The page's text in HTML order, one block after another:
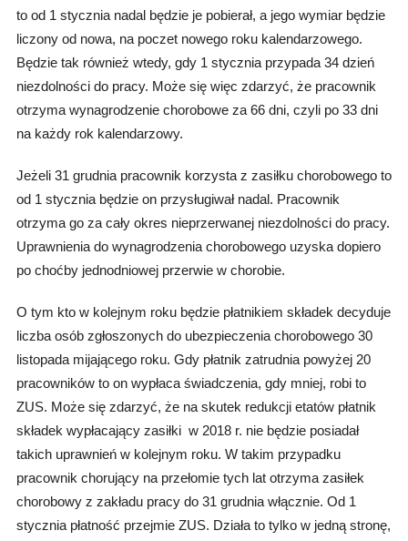
to od 1 stycznia nadal będzie je pobierał, a jego wymiar będzie
liczony od nowa, na poczet nowego roku kalendarzowego.
Będzie tak również wtedy, gdy 1 stycznia przypada 34 dzień
niezdolności do pracy. Może się więc zdarzyć, że pracownik
otrzyma wynagrodzenie chorobowe za 66 dni, czyli po 33 dni
na każdy rok kalendarzowy.
Jeżeli 31 grudnia pracownik korzysta z zasiłku chorobowego to
od 1 stycznia będzie on przysługiwał nadal. Pracownik
otrzyma go za cały okres nieprzerwanej niezdolności do pracy.
Uprawnienia do wynagrodzenia chorobowego uzyska dopiero
po choćby jednodniowej przerwie w chorobie.
O tym kto w kolejnym roku będzie płatnikiem składek decyduje
liczba osób zgłoszonych do ubezpieczenia chorobowego 30
listopada mijającego roku. Gdy płatnik zatrudnia powyżej 20
pracowników to on wypłaca świadczenia, gdy mniej, robi to
ZUS. Może się zdarzyć, że na skutek redukcji etatów płatnik
składek wypłacający zasiłki w 2018 r. nie będzie posiadał
takich uprawnień w kolejnym roku. W takim przypadku
pracownik chorujący na przełomie tych lat otrzyma zasiłek
chorobowy z zakładu pracy do 31 grudnia włącznie. Od 1
stycznia płatność przejmie ZUS. Działa to tylko w jedną stronę,